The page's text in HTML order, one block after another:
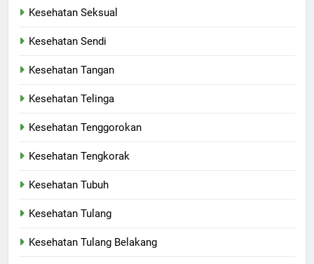
Kesehatan Seksual
Kesehatan Sendi
Kesehatan Tangan
Kesehatan Telinga
Kesehatan Tenggorokan
Kesehatan Tengkorak
Kesehatan Tubuh
Kesehatan Tulang
Kesehatan Tulang Belakang